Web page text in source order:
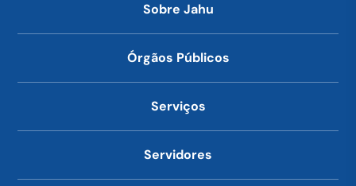
Sobre Jahu
Órgãos Públicos
Serviços
Servidores